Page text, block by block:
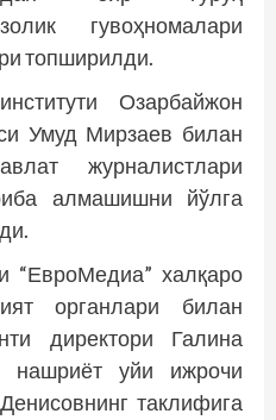
гувоҳномалари
топширилди.
Озарбайжон
Умуд Мирзаев билан
журналистлари
алмашишни йўлга
“ЕвроМедиа” халқаро
органлари билан
директори Галина
нашриёт уйи ижрочи
таклифига